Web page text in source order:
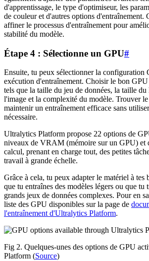
d'apprentissage, le type d'optimiseur, les
de couleur et d'autres options d'entraînement.
affiner le processus d'entraînement pour
stabilité du modèle.
Étape 4 : Sélectionne un GPU#
Ensuite, tu peux sélectionner la configuration
exécution d'entraînement. Choisir le bon
tels que la taille du jeu de données, la taille
l'image et la complexité du modèle. Trouver
maintenir un entraînement efficace sans
nécessaire.
Ultralytics Platform propose 22 options de
niveaux de VRAM (mémoire sur un GPU) et
calcul, prenant en charge tout, des petites
travail à grande échelle.
Grâce à cela, tu peux adapter le matériel à tes
que tu entraînes des modèles légers ou que tu
grands jeux de données complexes. Pour en
liste des GPU disponibles sur la page de
l'entraînement d'Ultralytics Platform.
Fig 2. Quelques-unes des options de GPU
Platform (Source)